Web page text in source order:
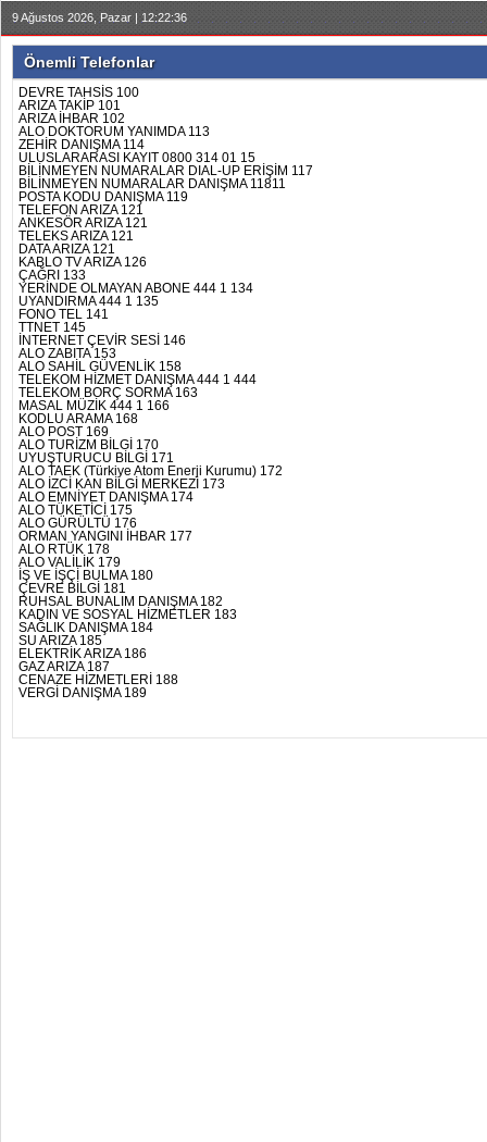
9 Ağustos 2026, Pazar | 12:22:36
Önemli Telefonlar
DEVRE TAHSİS 100
ARIZA TAKİP 101
ARIZA İHBAR 102
ALO DOKTORUM YANIMDA 113
ZEHİR DANIŞMA 114
ULUSLARARASI KAYIT 0800 314 01 15
BİLİNMEYEN NUMARALAR DIAL-UP ERİŞİM 117
BİLİNMEYEN NUMARALAR DANIŞMA 11811
POSTA KODU DANIŞMA 119
TELEFON ARIZA 121
ANKESÖR ARIZA 121
TELEKS ARIZA 121
DATA ARIZA 121
KABLO TV ARIZA 126
ÇAĞRI 133
YERİNDE OLMAYAN ABONE 444 1 134
UYANDIRMA 444 1 135
FONO TEL 141
TTNET 145
İNTERNET ÇEVİR SESİ 146
ALO ZABITA 153
ALO SAHİL GÜVENLİK 158
TELEKOM HİZMET DANIŞMA 444 1 444
TELEKOM BORÇ SORMA 163
MASAL MÜZİK 444 1 166
KODLU ARAMA 168
ALO POST 169
ALO TURİZM BİLGİ 170
UYUŞTURUCU BİLGİ 171
ALO TAEK (Türkiye Atom Enerji Kurumu) 172
ALO İZCİ KAN BİLGİ MERKEZİ 173
ALO EMNİYET DANIŞMA 174
ALO TÜKETİCİ 175
ALO GÜRÜLTÜ 176
ORMAN YANGINI İHBAR 177
ALO RTÜK 178
ALO VALİLİK 179
İŞ VE İŞÇİ BULMA 180
ÇEVRE BİLGİ 181
RUHSAL BUNALIM DANIŞMA 182
KADIN VE SOSYAL HİZMETLER 183
SAĞLIK DANIŞMA 184
SU ARIZA 185
ELEKTRİK ARIZA 186
GAZ ARIZA 187
CENAZE HİZMETLERİ 188
VERGİ DANIŞMA 189